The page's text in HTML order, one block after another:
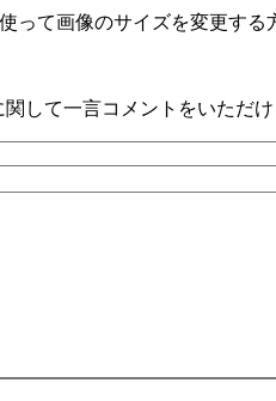
って画像のサイズを変更する
して一言コメントをいただ